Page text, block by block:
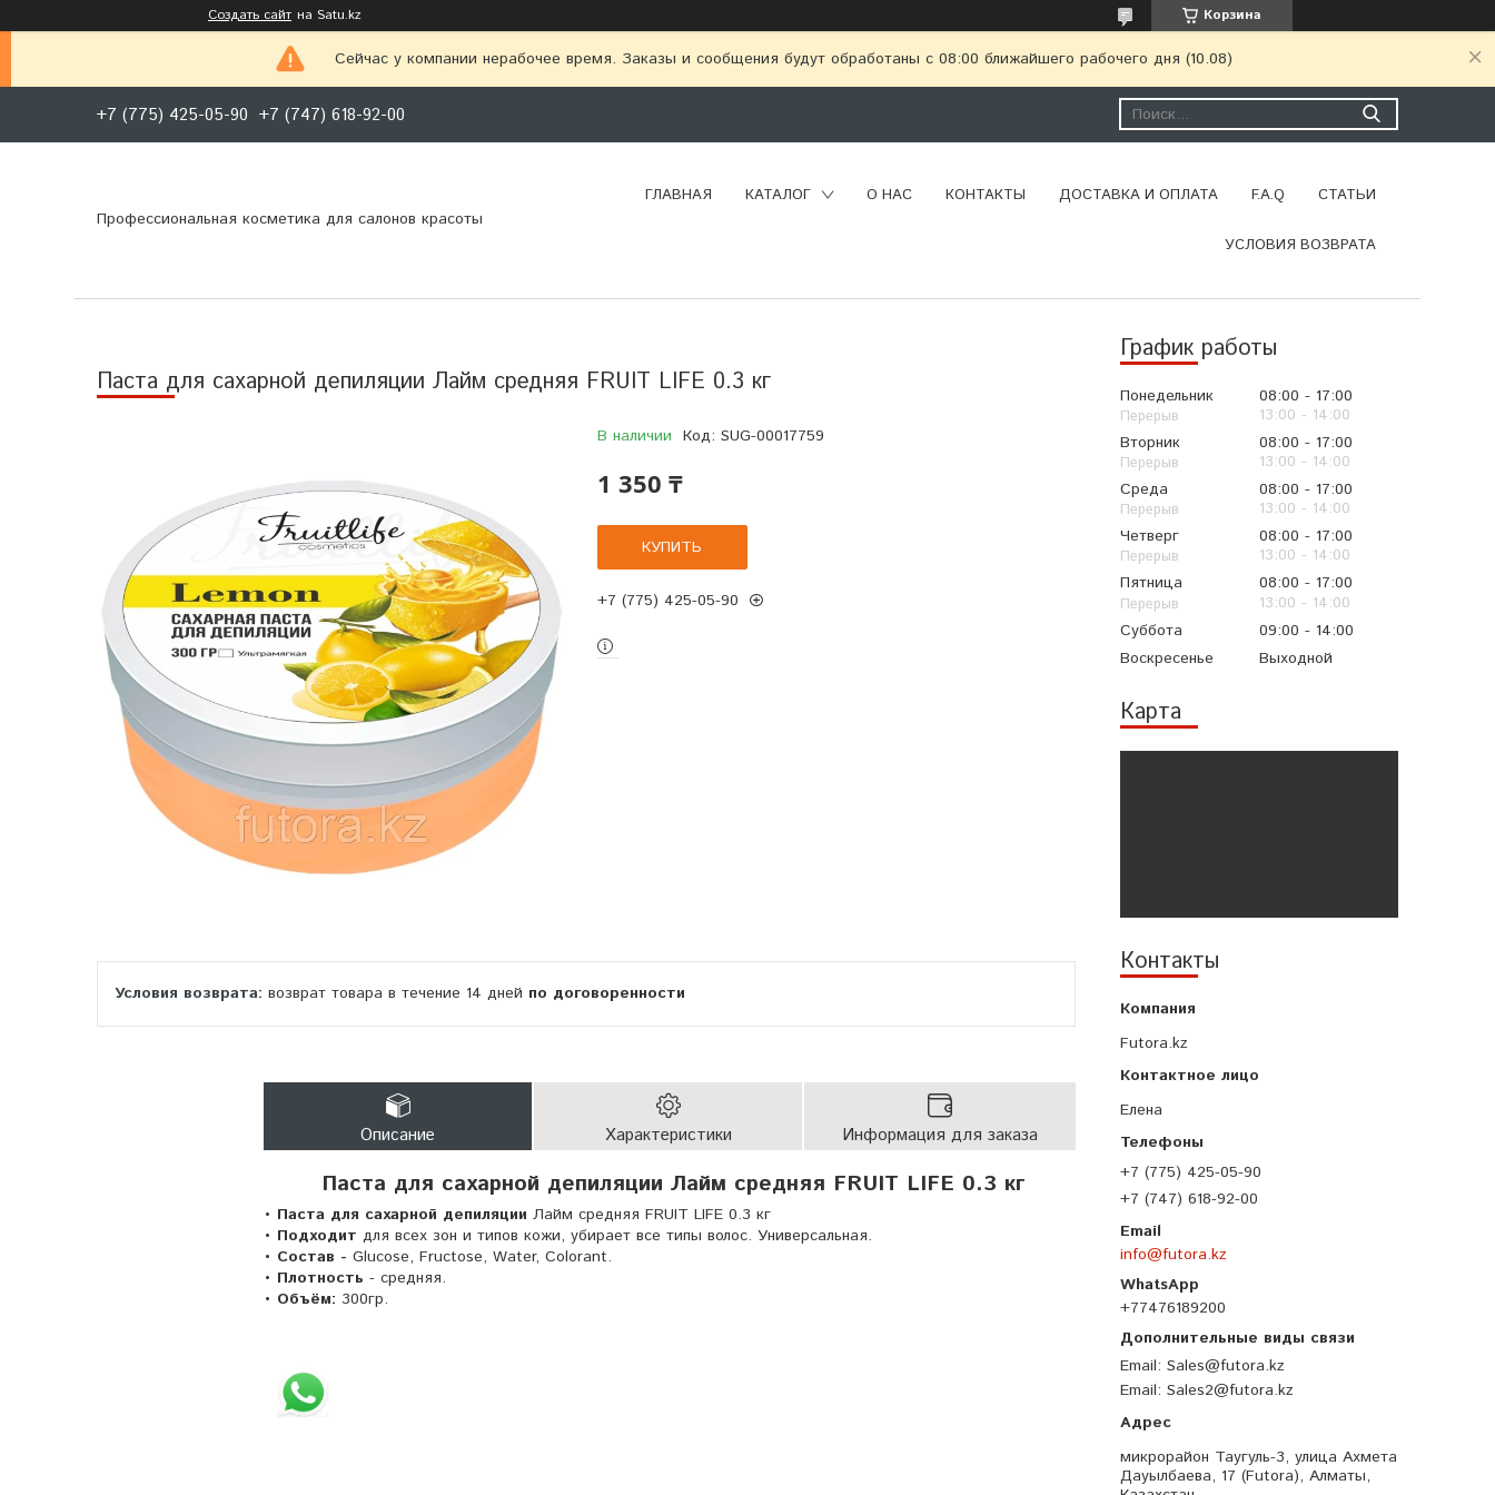
Создать сайт на Satu.kz Корзина
Сейчас у компании нерабочее время. Заказы и сообщения будут обработаны с 08:00 ближайшего рабочего дня (10.08)
+7 (775) 425-05-90 +7 (747) 618-92-00
Профессиональная косметика для салонов красоты
ГЛАВНАЯ КАТАЛОГ О НАС КОНТАКТЫ ДОСТАВКА И ОПЛАТА F.A.Q СТАТЬИ
УСЛОВИЯ ВОЗВРАТА
График работы
Понедельник 08:00
17:00
13:00
14:00
Вторник
08:00
17:00
13:00
14:00
Среда
08:00
17:00
13:00
14:00
Четверг
08:00
17:00
13:00
14:00
Пятница
08:00
17:00
13:00
14:00
Суббота
09:00
14:00
Воскресенье
Выходной
Карта
Контакты
Futora.kz
Елена
+7 (775) 425-05-90
+7 (747) 618-92-00
info@futora.kz
+77476189200
Email Sales@futora.kz
Email Sales2@futora.kz
микрорайон Таугуль-3, улица Ахмета
Дауылбаева, 17 (Futora), Алматы,
Паста для сахарной депиляции Лайм средняя FRUIT LIFE 0.3 кг
В наличии Код: SUG-00017759
1 350 ₸
КУПИТЬ
+7 (775) 425-05-90
возврат товара в течение 14 дней по договоренности
Описание Характеристики Информация для заказа
Паста для сахарной депиляции Лайм средняя FRUIT LIFE 0.3 кг
• Паста для сахарной депиляции Лайм средняя FRUIT LIFE 0.3 кг
• Подходит для всех зон и типов кожи, убирает все типы волос. Универсальная.
• Состав - Glucose, Fructose, Water, Colorant.
• Плотность - средняя.
• Объём: 300гр.